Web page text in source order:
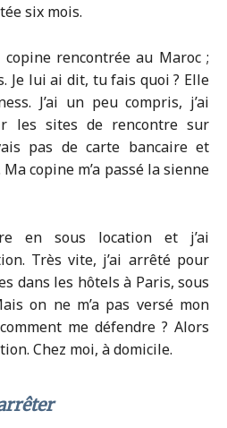
six mois.
copine rencontrée au Maroc ;
Je lui ai dit, tu fais quoi ? Elle
J’ai un peu compris, j’ai
les sites de rencontre sur
pas de carte bancaire et
copine m’a passé la sienne
en sous location et j’ai
Très vite, j’ai arrêté pour
dans les hôtels à Paris, sous
on ne m’a pas versé mon
me défendre ? Alors
Chez moi, à domicile.